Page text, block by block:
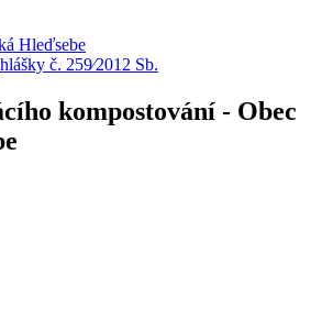
Hleďsebe
č. 259⁄2012 Sb.
kompostování - Obec